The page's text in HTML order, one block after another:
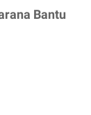
Bantu